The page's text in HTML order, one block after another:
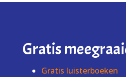
Gratis
Gratis luisterboeken